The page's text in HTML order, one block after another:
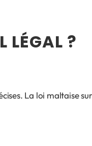
LÉGAL ?
La loi maltaise